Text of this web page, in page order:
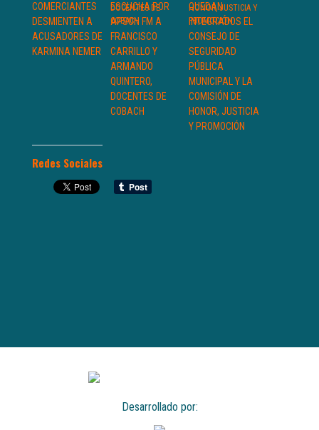
COMERCIANTES
DESMIENTEN A
ACUSADORES DE
KARMINA NEMER
ESCUCHA POR
APSON FM A
FRANCISCO
CARRILLO Y
ARMANDO
QUINTERO,
DOCENTES DE
COBACH
QUEDAN
INTEGRADOS EL
CONSEJO DE
SEGURIDAD
PÚBLICA
MUNICIPAL Y LA
COMISIÓN DE
HONOR, JUSTICIA
Y PROMOCIÓN
Redes Sociales
Desarrollado por: